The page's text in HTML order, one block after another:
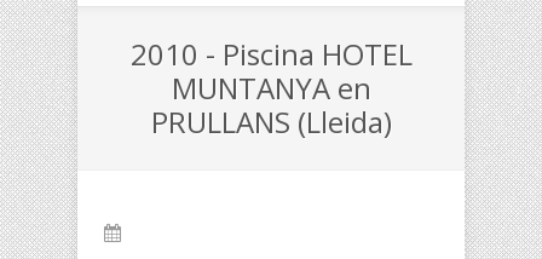
2010 - Piscina HOTEL
MUNTANYA en
PRULLANS (Lleida)